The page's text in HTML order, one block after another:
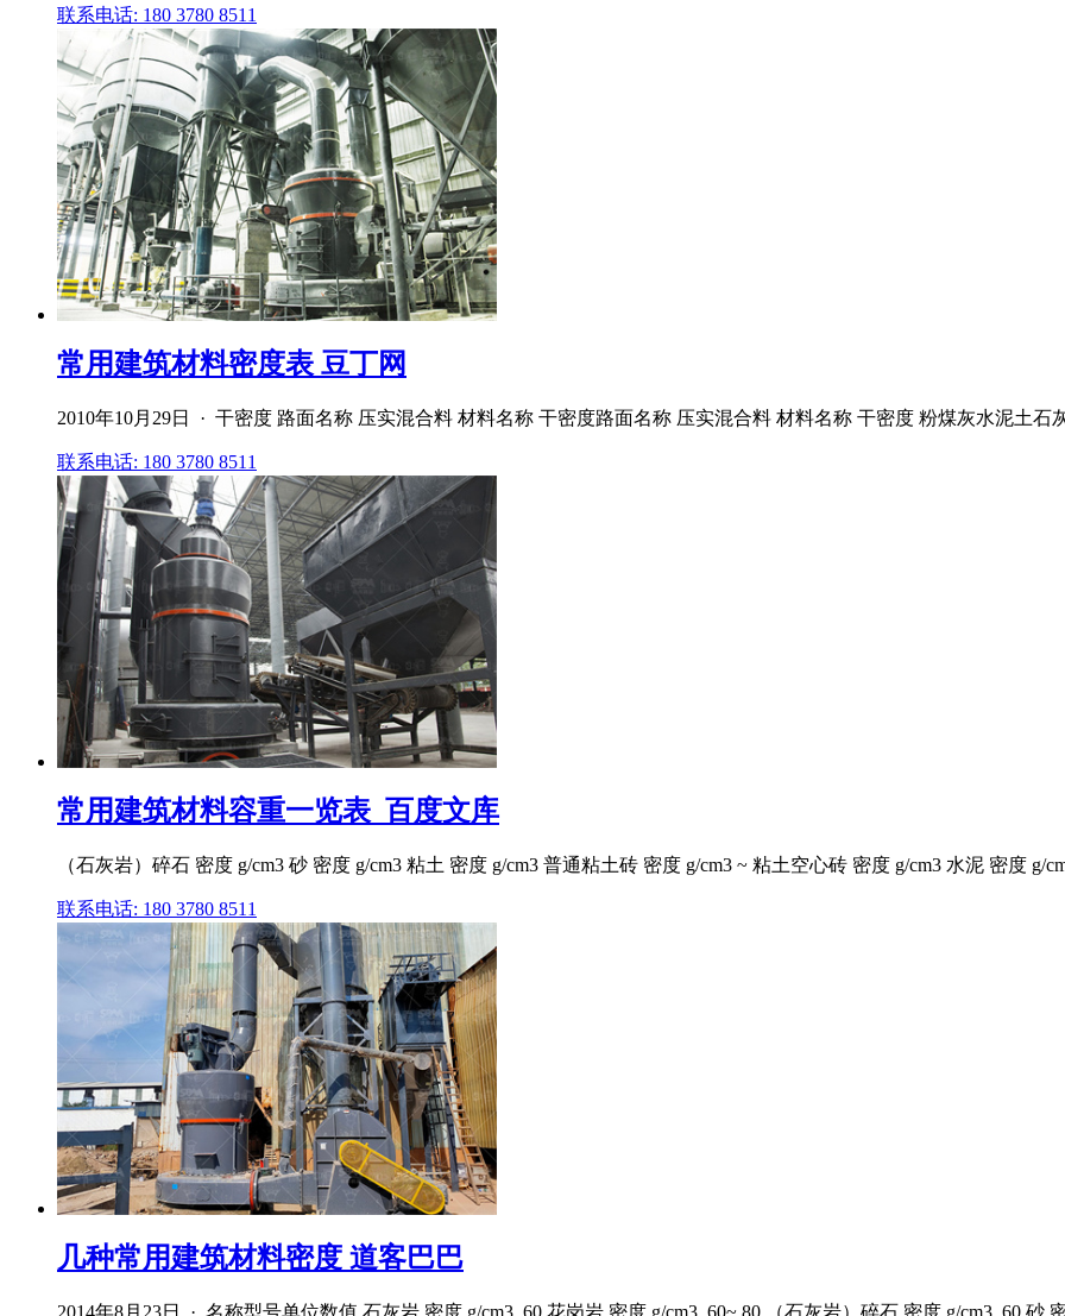
联系电话: 180 3780 8511
常用建筑材料密度表 豆丁网
2010年10月29日 · 干密度 路面名称 压实混合料 材料名称 干密度路面名称 压实混合料 材料名称 干密度 粉煤灰水泥土
联系电话: 180 3780 8511
常用建筑材料容重一览表_百度文库
（石灰岩）碎石 密度 g/cm3 砂 密度 g/cm3 粘土 密度 g/cm3 普通粘土砖 密度 g/cm3 ~ 粘土空心砖 密度 g/cm3 水泥 密度 g/
联系电话: 180 3780 8511
几种常用建筑材料密度 道客巴巴
2014年8月23日 · 名称型号单位数值 石灰岩 密度 g/cm3 .60 花岗岩 密度 g/cm3 .60~.80 （石灰岩）碎石 密度 g/cm3 .60 砂